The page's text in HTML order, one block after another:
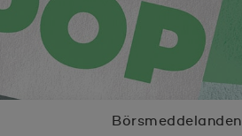
Börsmeddelanden